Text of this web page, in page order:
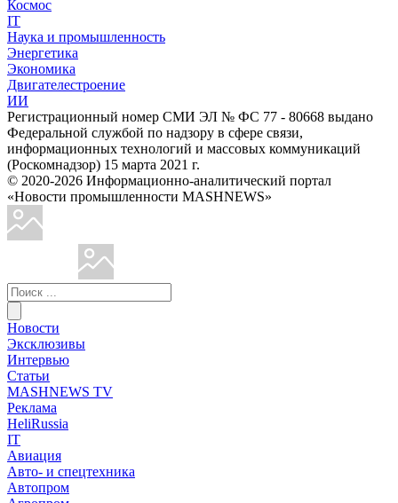
Космос
IT
Наука и промышленность
Энергетика
Экономика
Двигателестроение
ИИ
Регистрационный номер СМИ ЭЛ № ФС 77 - 80668 выдано
Федеральной службой по надзору в сфере связи,
информационных технологий и массовых коммуникаций
(Роскомнадзор) 15 марта 2021 г.
© 2020-2026 Информационно-аналитический портал
«Новости промышленности MASHNEWS»
Новости
Эксклюзивы
Интервью
Статьи
MASHNEWS TV
Реклама
HeliRussia
IT
Авиация
Авто- и спецтехника
Автопром